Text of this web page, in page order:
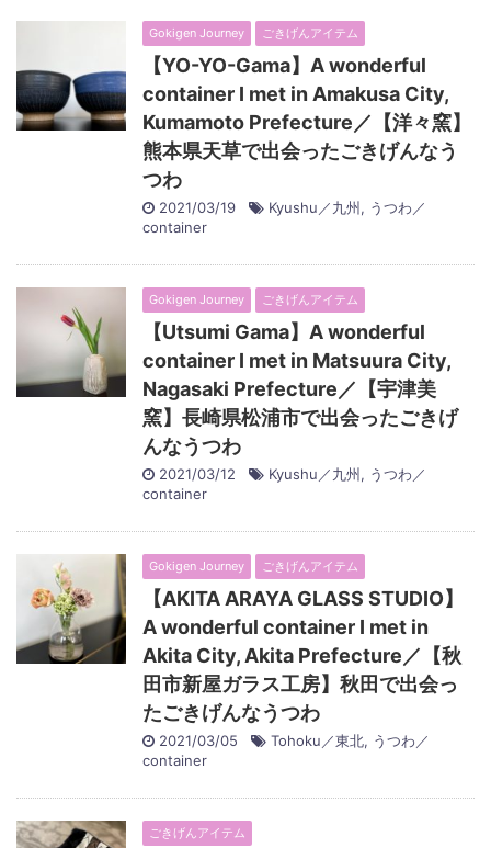
Gokigen Journey ごきげんアイテム
【YO-YO-Gama】A wonderful
container I met in Amakusa City,
Kumamoto Prefecture／【洋々窯】
熊本県天草で出会ったごきげんなう
つわ
2021/03/19 Kyushu／九州, うつわ／
container
Gokigen Journey ごきげんアイテム
【Utsumi Gama】A wonderful
container I met in Matsuura City,
Nagasaki Prefecture／【宇津美
窯】長崎県松浦市で出会ったごきげ
んなうつわ
2021/03/12 Kyushu／九州, うつわ／
container
Gokigen Journey ごきげんアイテム
【AKITA ARAYA GLASS STUDIO】
A wonderful container I met in
Akita City, Akita Prefecture／【秋
田市新屋ガラス工房】秋田で出会っ
たごきげんなうつわ
2021/03/05 Tohoku／東北, うつわ／
container
ごきげんアイテム